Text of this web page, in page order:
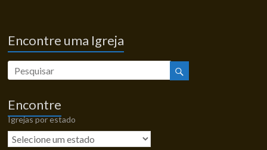
Encontre uma Igreja
Encontre
Igrejas por estado